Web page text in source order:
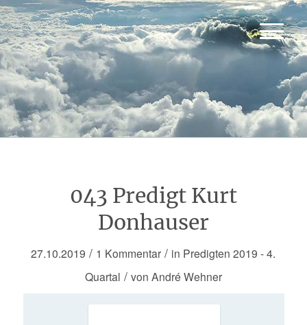
043 Predigt Kurt
Donhauser
27.10.2019 / 1 Kommentar / in Predigten 2019 - 4.
Quartal / von André Wehner